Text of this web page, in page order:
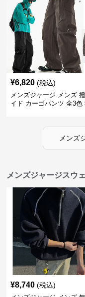
¥6,820 (税込)
メンズジャージ メンズ
イド カーゴパンツ 全3色
メンズ
メンズジャージスウ
¥8,740 (税込)